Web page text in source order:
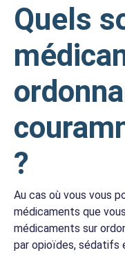
Quels
?
Au cas où vous vous
médicaments que
médicaments sur
par opioïdes, sédatifs